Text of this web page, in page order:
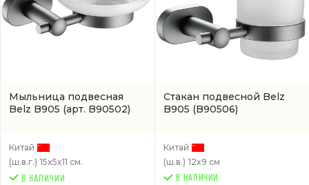
Мыльница подвесная
Belz B905 (арт. B90502)
Китай
(ш.в.г.) 15x5x11 см.
Стакан подвесной Belz
B905 (B90506)
Китай
(ш.в.) 12x9 см
В НАЛИЧИИ